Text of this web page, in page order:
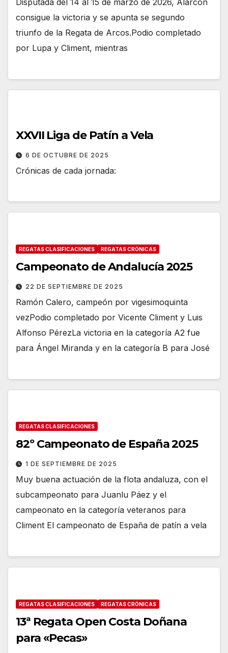
Disputada del 14 al 15 de marzo de 2026, Alarcón
consigue la victoria y se apunta se segundo
triunfo de la Regata de Arcos.Podio completado
por Lupa y Climent, mientras
XXVII Liga de Patín a Vela
6 DE OCTUBRE DE 2025
Crónicas de cada jornada:
REGATAS CLASIFICACIONES REGATAS CRÓNICAS
Campeonato de Andalucía 2025
22 DE SEPTIEMBRE DE 2025
Ramón Calero, campeón por vigesimoquinta
vezPodio completado por Vicente Climent y Luis
Alfonso PérezLa victoria en la categoría A2 fue
para Ángel Miranda y en la categoría B para José
REGATAS CLASIFICACIONES
82º Campeonato de España 2025
1 DE SEPTIEMBRE DE 2025
Muy buena actuación de la flota andaluza, con el
subcampeonato para Juanlu Páez y el
campeonato en la categoría veteranos para
Climent El campeonato de España de patín a vela
REGATAS CLASIFICACIONES REGATAS CRÓNICAS
13ª Regata Open Costa Doñana
para «Pecas»